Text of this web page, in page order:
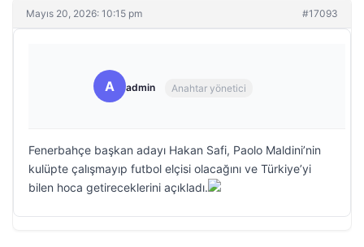
Mayıs 20, 2026: 10:15 pm #17093
A admin Anahtar yönetici
Fenerbahçe başkan adayı Hakan Safi, Paolo Maldini’nin
kulüpte çalışmayıp futbol elçisi olacağını ve Türkiye’yi
bilen hoca getireceklerini açıkladı.